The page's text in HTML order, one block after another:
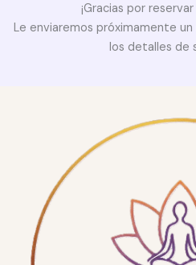
¡Gracias por
Le enviaremos próximamente
los detalles de